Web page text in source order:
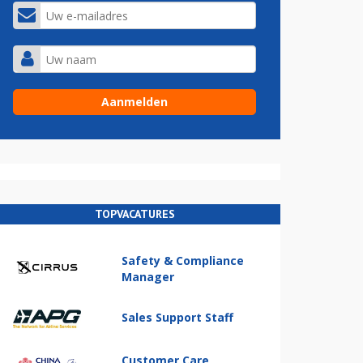
TOPVACATURES
Safety & Compliance
Manager
Sales Support Staff